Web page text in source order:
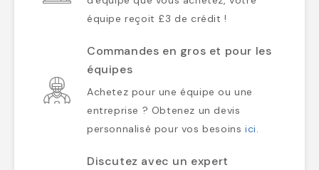
équipe reçoit £3 de crédit !
Commandes en gros et pour les
équipes
Achetez pour une équipe ou une
entreprise ? Obtenez un devis
personnalisé pour vos besoinsici.
Discutez avec un expert